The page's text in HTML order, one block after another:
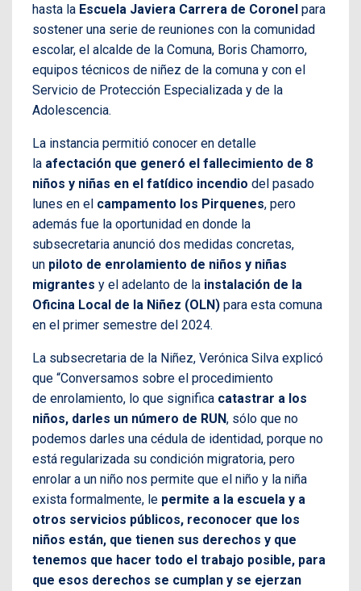
hasta la Escuela Javiera Carrera de Coronel para
sostener una serie de reuniones con la comunidad
escolar, el alcalde de la Comuna, Boris Chamorro,
equipos técnicos de niñez de la comuna y con el
Servicio de Protección Especializada y de la
Adolescencia.
La instancia permitió conocer en detalle
la afectación que generó el fallecimiento de 8
niños y niñas en el fatídico incendio del pasado
lunes en el campamento los Pirquenes, pero
además fue la oportunidad en donde la
subsecretaria anunció dos medidas concretas,
un piloto de enrolamiento de niños y niñas
migrantes y el adelanto de la instalación de la
Oficina Local de la Niñez (OLN) para esta comuna
en el primer semestre del 2024.
La subsecretaria de la Niñez, Verónica Silva explicó
que “Conversamos sobre el procedimiento
de enrolamiento, lo que significa catastrar a los
niños, darles un número de RUN, sólo que no
podemos darles una cédula de identidad, porque no
está regularizada su condición migratoria, pero
enrolar a un niño nos permite que el niño y la niña
exista formalmente, le permite a la escuela y a
otros servicios públicos, reconocer que los
niños están, que tienen sus derechos y que
tenemos que hacer todo el trabajo posible, para
que esos derechos se cumplan y se ejerzan